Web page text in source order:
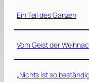
Ein Teil des Ganzen
Vom Geist der
„Nichts ist so